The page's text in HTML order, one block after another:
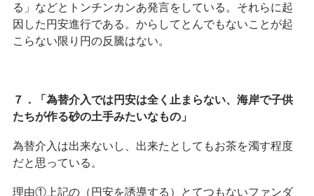
る」などとトンチンカンあ発言をしている。それらに起
因した円安進行である。からしてとんでもないことが起
こらない限り円の反騰はない。
７．「為替介入では円安は全く止まらない、海岸で子供
たちが作る砂の土手みたいなもの」
為替介入は出来ないし、出来たとしてもお茶を濁す程度
だと思っている。
理由①上記の（円安を誘導する）とてつもないファンダ